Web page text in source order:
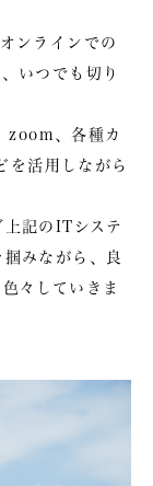
ンラインでの
いつでも切り
zoom、各種カ
を活用しながら
記のITシステ
みながら、良
々していきま